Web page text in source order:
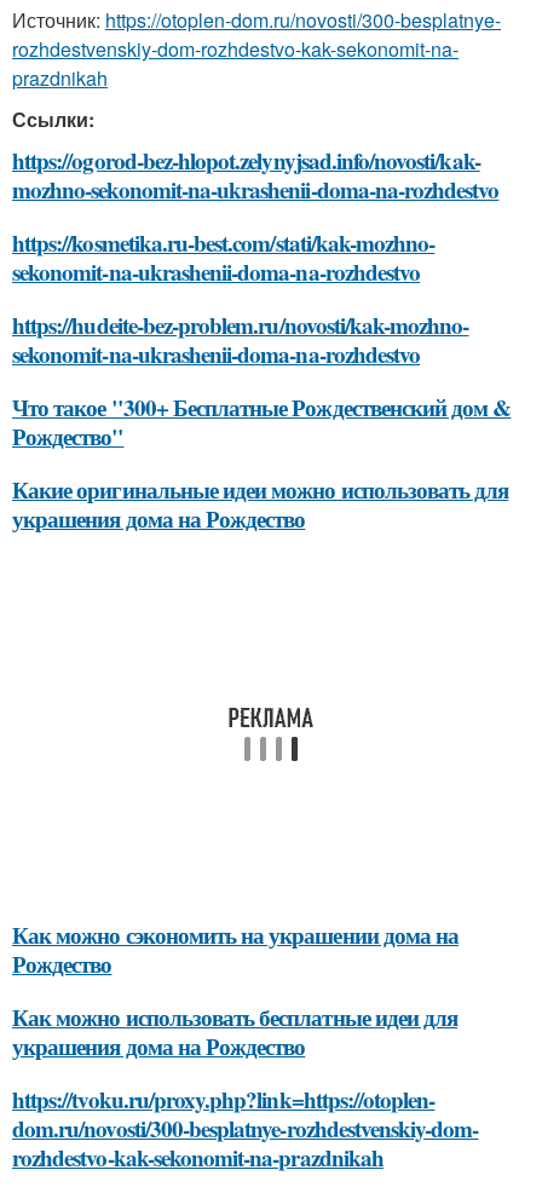
Источник: https://otoplen-dom.ru/novosti/300-besplatnye-
rozhdestvenskiy-dom-rozhdestvo-kak-sekonomit-na-
prazdnikah
Ссылки:
https://ogorod-bez-hlopot.zelynyjsad.info/novosti/kak-
mozhno-sekonomit-na-ukrashenii-doma-na-rozhdestvo
https://kosmetika.ru-best.com/stati/kak-mozhno-
sekonomit-na-ukrashenii-doma-na-rozhdestvo
https://hudeite-bez-problem.ru/novosti/kak-mozhno-
sekonomit-na-ukrashenii-doma-na-rozhdestvo
Что такое "300+ Бесплатные Рождественский дом &
Рождество"
Какие оригинальные идеи можно использовать для
украшения дома на Рождество
Как можно сэкономить на украшении дома на
Рождество
Как можно использовать бесплатные идеи для
украшения дома на Рождество
https://tvoku.ru/proxy.php?link=https://otoplen-
dom.ru/novosti/300-besplatnye-rozhdestvenskiy-dom-
rozhdestvo-kak-sekonomit-na-prazdnikah